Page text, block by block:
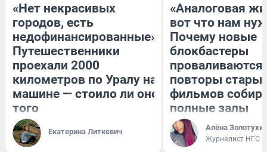
«Нет некрасивых
городов, есть
недофинансированные».
Путешественники
проехали 2000
километров по Уралу на
машине — стоило ли оно
того
Екатерина Литкевич
«Аналоговая
вот что нам
Почему новые
блокбастеры
повторы
фильмов
полные залы
Алёна
Журналист НГС